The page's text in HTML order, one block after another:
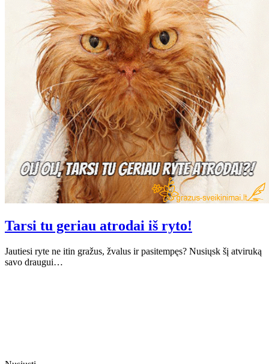
Tarsi tu geriau atrodai iš ryto!
Jautiesi ryte ne itin gražus, žvalus ir pasitempęs? Nusiųsk šį atviruką
savo draugui…